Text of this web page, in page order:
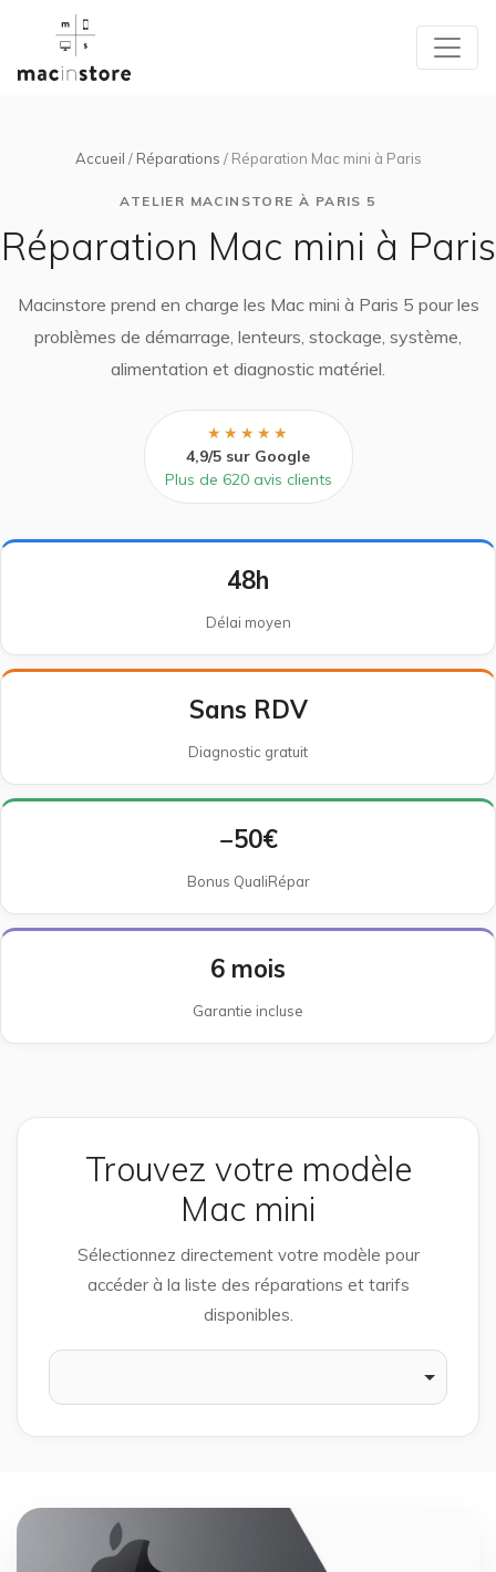
Accueil / Réparations / Réparation Mac mini à Paris
ATELIER MACINSTORE À PARIS 5
Réparation Mac mini à Paris
Macinstore prend en charge les Mac mini à Paris 5 pour les
problèmes de démarrage, lenteurs, stockage, système,
alimentation et diagnostic matériel.
★★★★★
4,9/5 sur Google
Plus de 620 avis clients
48h
Délai moyen
Sans RDV
Diagnostic gratuit
−50€
Bonus QualiRépar
6 mois
Garantie incluse
Trouvez votre modèle
Mac mini
Sélectionnez directement votre modèle pour
accéder à la liste des réparations et tarifs
disponibles.